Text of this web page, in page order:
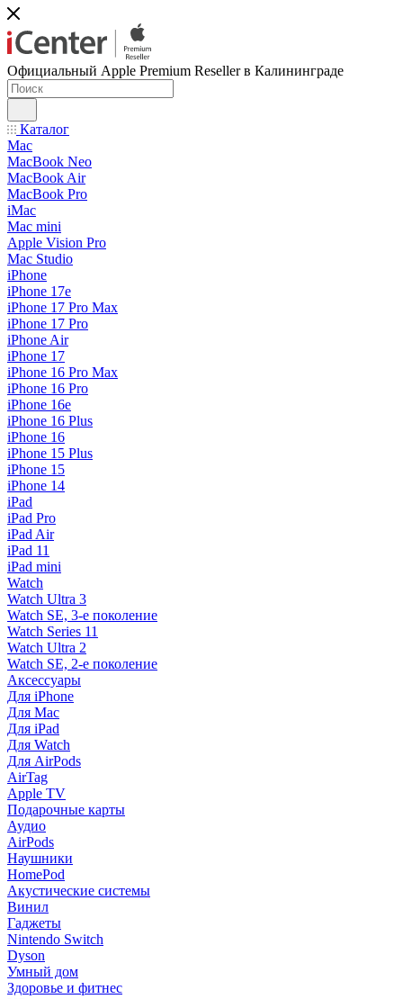
Официальный Apple Premium Reseller в Калининграде
Каталог
Mac
MacBook Neo
MacBook Air
MacBook Pro
iMac
Mac mini
Apple Vision Pro
Mac Studio
iPhone
iPhone 17e
iPhone 17 Pro Max
iPhone 17 Pro
iPhone Air
iPhone 17
iPhone 16 Pro Max
iPhone 16 Pro
iPhone 16e
iPhone 16 Plus
iPhone 16
iPhone 15 Plus
iPhone 15
iPhone 14
iPad
iPad Pro
iPad Air
iPad 11
iPad mini
Watch
Watch Ultra 3
Watch SE, 3-е поколение
Watch Series 11
Watch Ultra 2
Watch SE, 2-е поколение
Аксессуары
Для iPhone
Для Mac
Для iPad
Для Watch
Для AirPods
AirTag
Apple TV
Подарочные карты
Аудио
AirPods
Наушники
HomePod
Акустические системы
Винил
Гаджеты
Nintendo Switch
Dyson
Умный дом
Здоровье и фитнес